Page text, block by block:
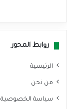
روابط المحور
الرئيسية
من نحن
سياسة الخصوصية